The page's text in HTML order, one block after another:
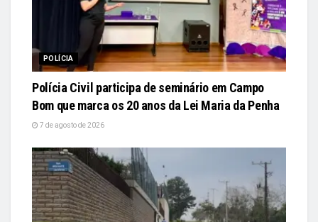
POLÍCIA
Polícia Civil participa de seminário em Campo
Bom que marca os 20 anos da Lei Maria da Penha
7 de agosto de 2026